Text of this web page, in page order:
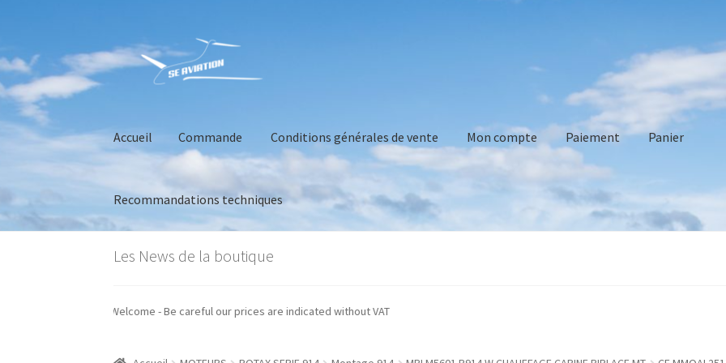
Aller
à
Aller
au
contenu
Accueil Commande Conditions générales de vente Mon compte Paiement Panier
Recommandations techniques
AccueilCommandeConditions générales de vente
Les News de la boutique
sont indiqués hors taxes - Welcome - Be careful our prices are indicated without VAT